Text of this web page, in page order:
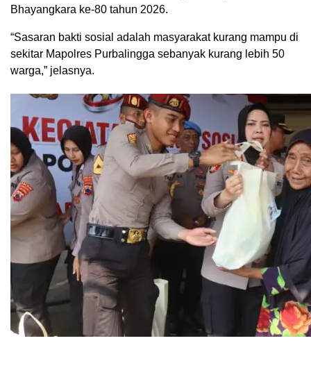
Bhayangkara ke-80 tahun 2026.
“Sasaran bakti sosial adalah masyarakat kurang mampu di
sekitar Mapolres Purbalingga sebanyak kurang lebih 50
warga,” jelasnya.